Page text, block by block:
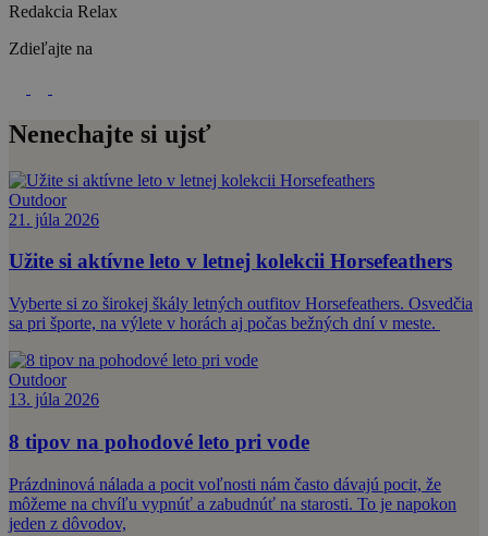
Redakcia Relax
Zdieľajte na
Nenechajte si ujsť
Outdoor
21. júla 2026
Užite si aktívne leto v letnej kolekcii Horsefeathers
Vyberte si zo širokej škály letných outfitov Horsefeathers. Osvedčia
sa pri športe, na výlete v horách aj počas bežných dní v meste.
Outdoor
13. júla 2026
8 tipov na pohodové leto pri vode
Prázdninová nálada a pocit voľnosti nám často dávajú pocit, že
môžeme na chvíľu vypnúť a zabudnúť na starosti. To je napokon
jeden z dôvodov,